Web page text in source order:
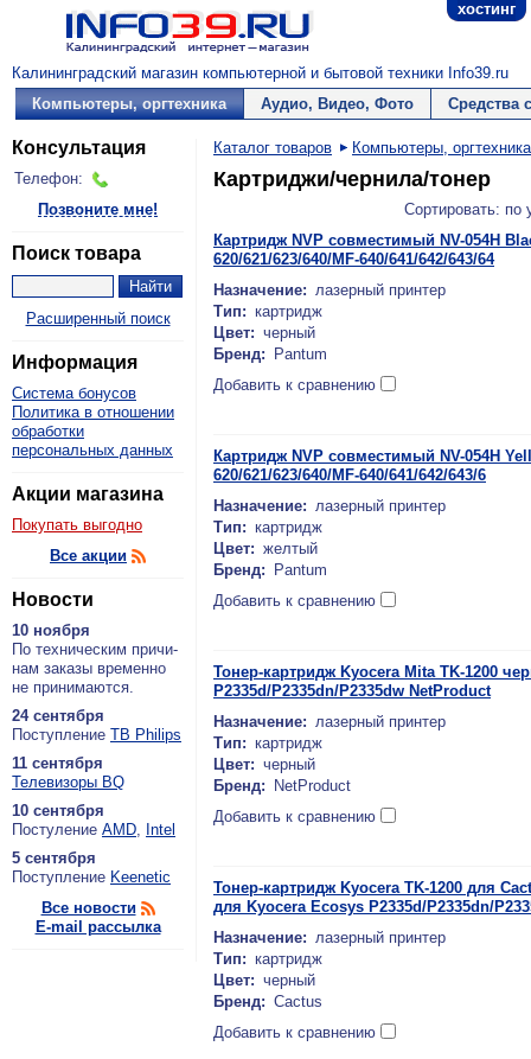
хостинг
Калининградский магазин компьютерной и бытовой техники Info39.ru
Компьютеры, оргтехника
Аудио, Видео, Фото Средства
Консультация
Телефон:
Позвоните мне!
Поиск товара
Расширенный поиск
Информация
Система бонусов
Политика в отношении
обработки
персональных данных
Акции магазина
Покупать выгодно
Все акции
Новости
10 ноября
По тех­ни­че­ским при­чи­
нам за­ка­зы вре­мен­но
не при­ни­ма­ют­ся.
24 сентября
По­ступ­ле­ние ТВ Philips
11 сентября
Теле­ви­зо­ры BQ
10 сентября
По­сту­ле­ние AMD, Intel
5 сентября
По­ступ­ле­ние Keenetic
Все новости
E-mail рассылка
Каталог товаров Компьютеры, оргтехника
Картриджи/чернила/тонер
Сортировать:
Картридж NVP совместимый NV-054H
620/621/623/640/MF-640/641/642/643/64
Назначение: лазерный принтер
Тип: картридж
Цвет: черный
Бренд:
Pantum
Добавить к сравнению
Картридж NVP совместимый NV-054H
620/621/623/640/MF-640/641/642/643/6
Назначение: лазерный принтер
Тип: картридж
Цвет: желтый
Бренд:
Pantum
Добавить к сравнению
Тонер-картридж Kyocera Mita TK-1200
P2335d/P2335dn/P2335dw NetProduct
Назначение: лазерный принтер
Тип: картридж
Цвет: черный
Бренд:
NetProduct
Добавить к сравнению
Тонер-картридж Kyocera TK-1200 для
для Kyocera Ecosys P2335d/P2335dn/
Назначение: лазерный принтер
Тип: картридж
Цвет: черный
Бренд: Cactus
Добавить к сравнению